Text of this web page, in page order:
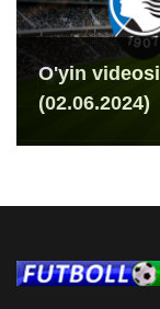
O'yin
(02.06.2024)